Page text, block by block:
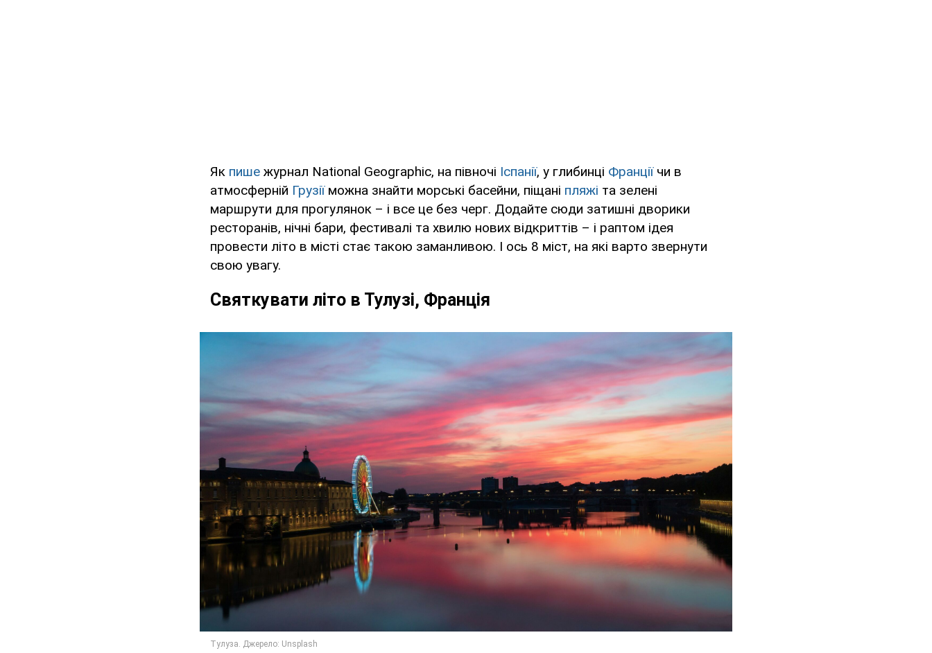
Як пише журнал National Geographic, на півночі Іспанії, у глибинці Франціїчи в
атмосферній Грузіїможна знайти морські басейни, піщані пляжі та зелені
маршрути для прогулянок – і все це без черг. Додайте сюди затишні дворики
ресторанів, нічні бари, фестивалі та хвилю нових відкриттів – і раптом ідея
провести літо в місті стає такою заманливою. І ось 8 міст, на які варто звернути
свою увагу.
Святкувати літо в Тулузі, Франція